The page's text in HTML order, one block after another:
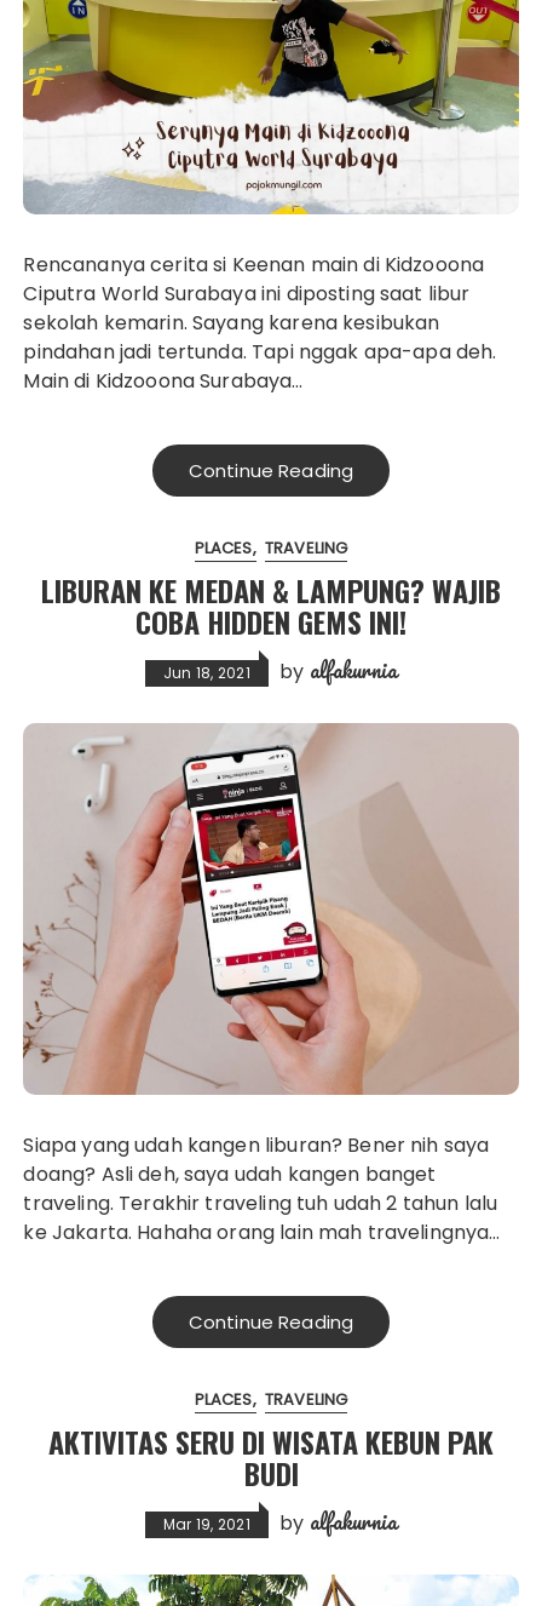
Rencananya cerita si Keenan main di Kidzooona
Ciputra World Surabaya ini diposting saat libur
sekolah kemarin. Sayang karena kesibukan
pindahan jadi tertunda. Tapi nggak apa-apa deh.
Main di Kidzooona Surabaya…
Continue Reading
PLACES TRAVELING
LIBURAN KE MEDAN & LAMPUNG? WAJIB
COBA HIDDEN GEMS INI!
Jun 18, 2021 by alfakurnia
Siapa yang udah kangen liburan? Bener nih saya
doang? Asli deh, saya udah kangen banget
traveling. Terakhir traveling tuh udah 2 tahun lalu
ke Jakarta. Hahaha orang lain mah travelingnya…
Continue Reading
PLACES TRAVELING
AKTIVITAS SERU DI WISATA KEBUN PAK
BUDI
Mar 19, 2021 by alfakurnia